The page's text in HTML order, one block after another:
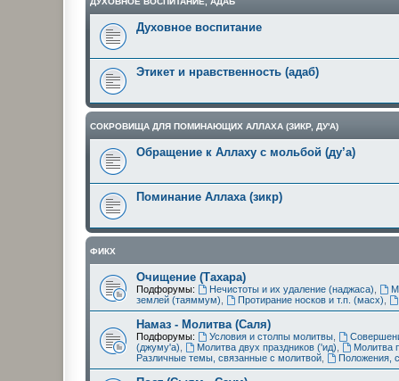
Духовное воспитание
Этикет и нравственность (адаб)
СОКРОВИЩА ДЛЯ ПОМИНАЮЩИХ АЛЛАХА (ЗИКР, ДУ'А)
Обращение к Аллаху с мольбой (ду’а)
Поминание Аллаха (зикр)
ФИКХ
Очищение (Тахара)
Подфорумы: Нечистоты и их удаление (наджаса)
землей (таяммум)
Протирание носков и т.п. (масх)
Намаз - Молитва (Саля)
Подфорумы: Условия и столпы молитвы,
(джуму'а)
Молитва двух праздников ('ид) Молитва
Различные темы, связанные с молитвой
Положения,